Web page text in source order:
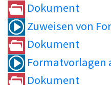
Dokument
Zuweisen von
Dokument
Formatvorlagen
Dokument